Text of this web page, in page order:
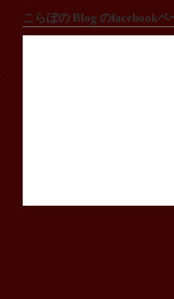
こらぼの Blog のfacebookペ